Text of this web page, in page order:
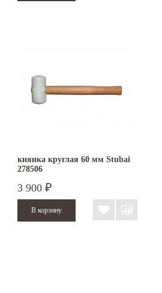
киянка круглая 60 мм Stubai
278506
3 900 ₽